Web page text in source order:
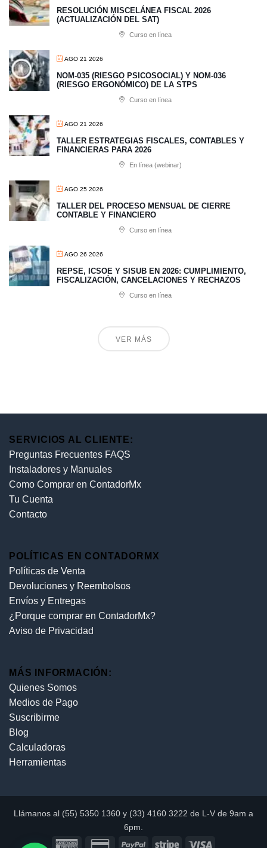
RESOLUCIÓN MISCELÁNEA FISCAL 2026
(ACTUALIZACIÓN DEL SAT)
Curso en línea
AGO 21 2026
NOM-035 (RIESGO PSICOSOCIAL) Y NOM-036
(RIESGO ERGONÓMICO) DE LA STPS
Curso en línea
AGO 21 2026
TALLER ESTRATEGIAS FISCALES, CONTABLES Y
FINANCIERAS PARA 2026
En línea (webinar)
AGO 25 2026
TALLER DEL PROCESO MENSUAL DE CIERRE
CONTABLE Y FINANCIERO
Curso en línea
AGO 26 2026
REPSE, ICSOE Y SISUB EN 2026: CUMPLIMIENTO,
FISCALIZACIÓN, CANCELACIONES Y RECHAZOS
Curso en línea
VER MÁS
SERVICIOS AL CLIENTE:
Preguntas Frecuentes FAQS
Instaladores y Manuales
Como Comprar en ContadorMx
Tu Cuenta
Contacto
POLÍTICAS EN CONTADORMX
Políticas de Venta
Devoluciones y Reembolsos
Envíos y Entregas
¿Porque comprar en ContadorMx?
Aviso de Privacidad
MÁS INFORMACIÓN:
Quienes Somos
Medios de Pago
Suscribirme
Blog
Calculadoras
Herramientas
Llámanos al (55) 5350 1360 y (33) 4160 3222 de L-V de 9am a
6pm.